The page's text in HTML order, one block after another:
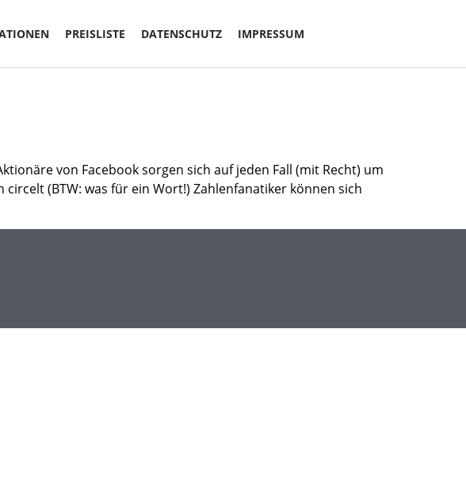
PREISLISTE DATENSCHUTZ IMPRESSUM
von Facebook sorgen sich auf jeden Fall (mit Recht) um
(BTW: was für ein Wort!) Zahlenfanatiker können sich